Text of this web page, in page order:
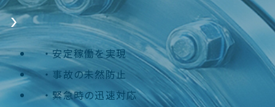
安定稼働を実現
事故の未然防止
緊急時の迅速対応